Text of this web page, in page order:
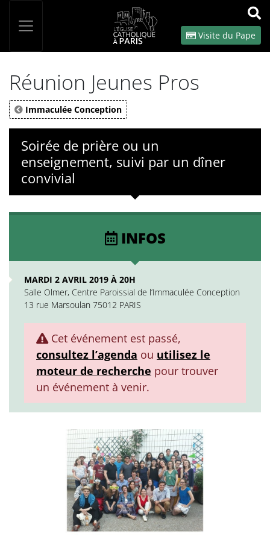
OK
Visite du Pape
Réunion Jeunes Pros
Immaculée Conception
Soirée de prière ou un
enseignement, suivi par un dîner
convivial
INFOS
MARDI 2 AVRIL 2019 À 20H
Salle Olmer, Centre Paroissial de l’Immaculée Conception
13 rue Marsoulan 75012 PARIS
Cet événement est passé,
consultez l’agenda ou utilisez le
moteur de recherche pour trouver
un événement à venir.
Panneau de gestion des cookies